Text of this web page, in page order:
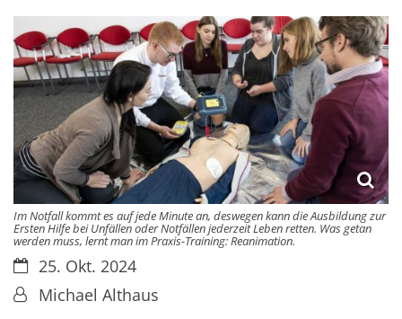
Im Notfall kommt es auf jede Minute an, deswegen kann die Ausbildung zur
Ersten Hilfe bei Unfällen oder Notfällen jederzeit Leben retten. Was getan
werden muss, lernt man im Praxis-Training: Reanimation.
Datum:25. Okt. 2024
Von:Michael Althaus